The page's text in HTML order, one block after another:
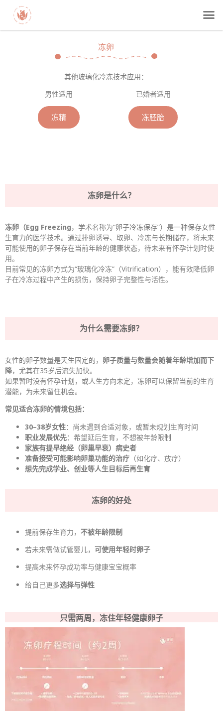
冻卵
其他玻璃化冷冻技术应用：
男性适用
冻精
已婚者适用
冻胚胎
冻卵是什么？
冻卵（Egg Freezing，学术名称为“卵子冷冻保存”）是一种保存女性
生育力的医学技术。通过排卵诱导、取卵、冷冻与长期储存，将未来
可能使用的卵子保存在当前年龄的健康状态，待未来有怀孕计划时使
用。
目前常见的冻卵方式为“玻璃化冷冻”（Vitrification），能有效降低卵
子在冷冻过程中产生的损伤，保持卵子完整性与活性。
为什么需要冻卵？
女性的卵子数量是天生固定的， 卵子质量与数量会随着年龄增加而下
降，尤其在35岁后流失加快。
如果暂时没有怀孕计划，或人生方向未定，冻卵可以保留当前的生育
潜能，为未来留住机会。
常见适合冻卵的情境包括：
30–38岁女性：尚未遇到合适对象，或暂未规划生育时间
职业发展优先：希望延后生育，不想被年龄限制
家族有提早绝经（卵巢早衰）病史者
准备接受可能影响卵巢功能的治疗 （如化疗、放疗）
想先完成学业、创业等人生目标后再生育
冻卵的好处
提前保存生育力， 不被年龄限制
若未来需做试管婴儿， 可使用年轻时卵子
提高未来怀孕成功率与健康宝宝概率
给自己更多选择与弹性
只需两周，冻住年轻健康卵子